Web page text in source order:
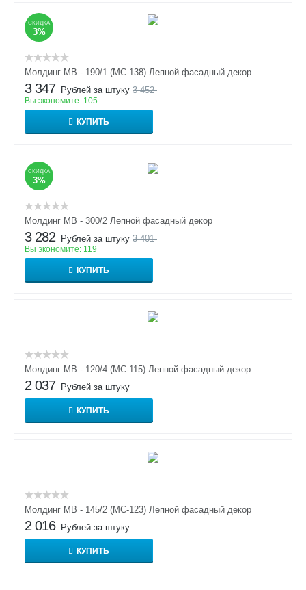
СКИДКА
3%
Молдинг МВ - 190/1 (МС-138) Лепной фасадный декор
3 347 Рублей за штуку 3 452
Вы экономите: 105
КУПИТЬ
СКИДКА
3%
Молдинг МВ - 300/2 Лепной фасадный декор
3 282 Рублей за штуку 3 401
Вы экономите: 119
КУПИТЬ
Молдинг МВ - 120/4 (МС-115) Лепной фасадный декор
2 037 Рублей за штуку
КУПИТЬ
Молдинг МВ - 145/2 (МС-123) Лепной фасадный декор
2 016 Рублей за штуку
КУПИТЬ